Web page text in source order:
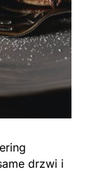
drzwi i